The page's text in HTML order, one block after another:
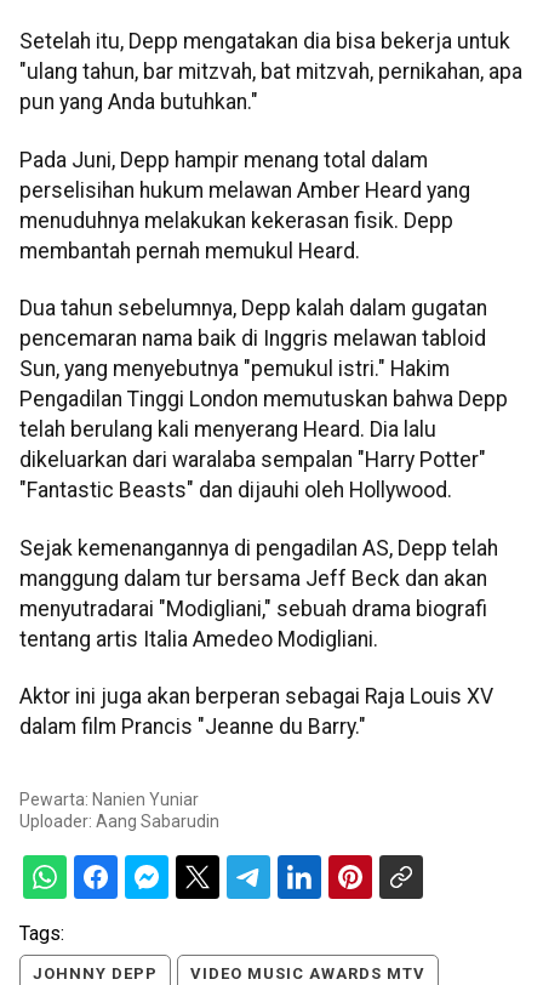
Setelah itu, Depp mengatakan dia bisa bekerja untuk
"ulang tahun, bar mitzvah, bat mitzvah, pernikahan, apa
pun yang Anda butuhkan."
Pada Juni, Depp hampir menang total dalam
perselisihan hukum melawan Amber Heard yang
menuduhnya melakukan kekerasan fisik. Depp
membantah pernah memukul Heard.
Dua tahun sebelumnya, Depp kalah dalam gugatan
pencemaran nama baik di Inggris melawan tabloid
Sun, yang menyebutnya "pemukul istri." Hakim
Pengadilan Tinggi London memutuskan bahwa Depp
telah berulang kali menyerang Heard. Dia lalu
dikeluarkan dari waralaba sempalan "Harry Potter"
"Fantastic Beasts" dan dijauhi oleh Hollywood.
Sejak kemenangannya di pengadilan AS, Depp telah
manggung dalam tur bersama Jeff Beck dan akan
menyutradarai "Modigliani," sebuah drama biografi
tentang artis Italia Amedeo Modigliani.
Aktor ini juga akan berperan sebagai Raja Louis XV
dalam film Prancis "Jeanne du Barry."
Pewarta: Nanien Yuniar
Uploader: Aang Sabarudin
Tags:
JOHNNY DEPP VIDEO MUSIC AWARDS MTV